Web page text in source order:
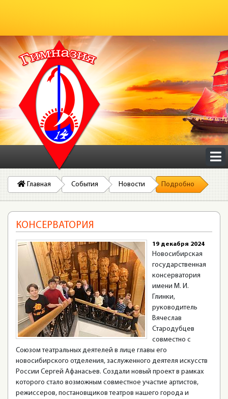
Главная События Новости Подробно
КОНСЕРВАТОРИЯ
19 декабря 2024
Новосибирская
государственная
консерватория
имени М. И.
Глинки,
руководитель
Вячеслав
Стародубцев
совместно с
Союзом театральных деятелей в лице главы его
новосибирского отделения, заслуженного деятеля искусств
России Сергей Афанасьев. Создали новый проект в рамках
которого стало возможным совместное участие артистов,
режиссеров, постановщиков театров нашего города и